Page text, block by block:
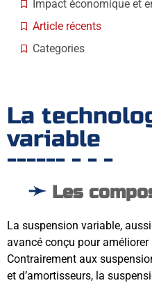
Impact économique et
Article récents
Categories
La
variable
Les
La suspension variable,
avancé conçu pour
Contrairement aux
et d’amortisseurs, la